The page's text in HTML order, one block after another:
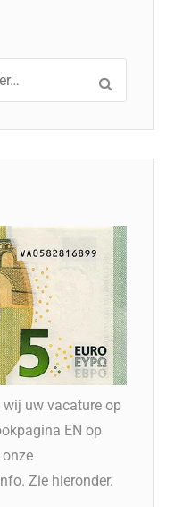
uw vacature op
EN op
Zie hieronder.